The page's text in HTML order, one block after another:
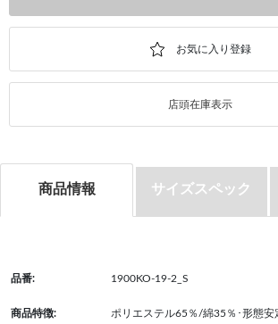
店頭在庫表示
商品情報 サイズスペック
品番: 1900KO-19-2_S
商品特徴: ポリエステル65％/綿35％･形態安